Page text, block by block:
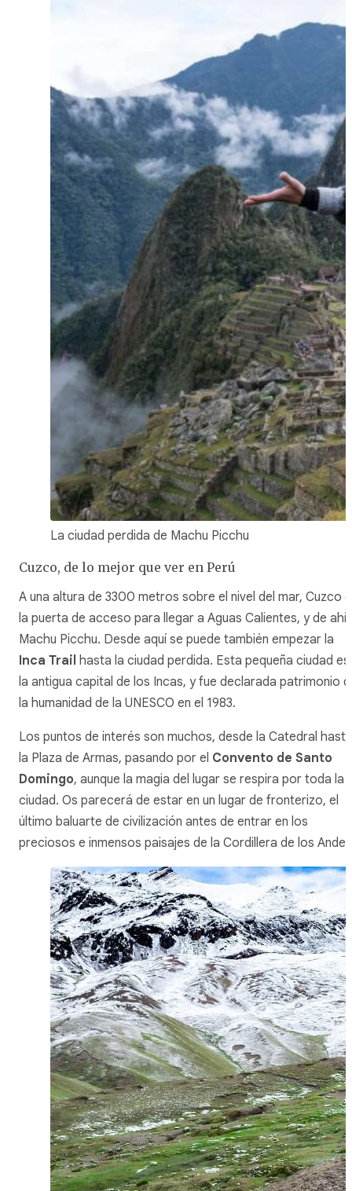
La ciudad perdida de Machu Picchu
Cuzco, de lo mejor que ver en Perú
A una altura de 3300 metros sobre el nivel del mar, Cuzco
la puerta de acceso para llegar a Aguas Calientes, y de ahí
Machu Picchu. Desde aquí se puede también empezar la
Inca Trail hasta la ciudad perdida. Esta pequeña ciudad es
la antigua capital de los Incas, y fue declarada patrimonio
la humanidad de la UNESCO en el 1983.
Los puntos de interés son muchos, desde la Catedral hasta
la Plaza de Armas, pasando por el Convento de Santo
Domingo, aunque la magia del lugar se respira por toda la
ciudad. Os parecerá de estar en un lugar de fronterizo, el
último baluarte de civilización antes de entrar en los
preciosos e inmensos paisajes de la Cordillera de los